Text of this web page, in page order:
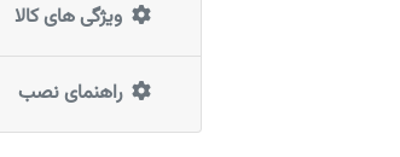
ویژگی های کالا
راهنمای نصب